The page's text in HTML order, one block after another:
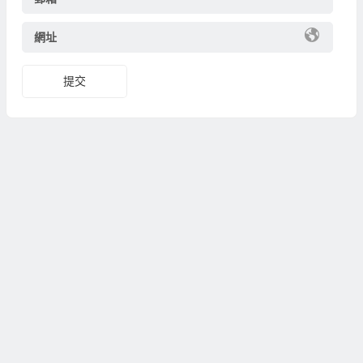
網址
提交